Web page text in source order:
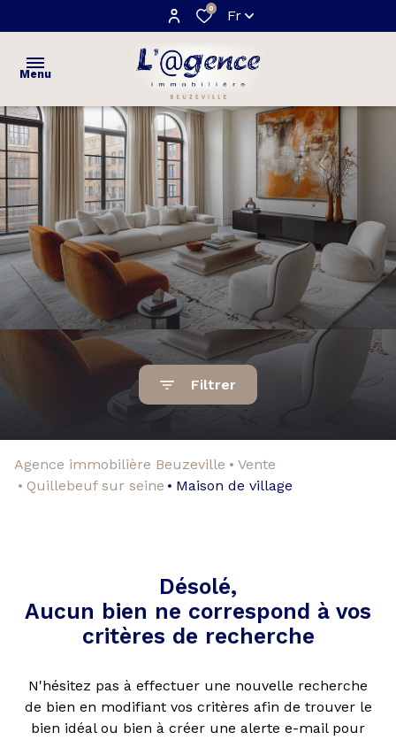
0 Fr
Menu
ACCUEIL
VENTES
maisons
appartements
terrains
ESTIMATION
NOTRE
AGENCE
AVIS
CLIENTS
Filtrer
Agence immobilière Beuzeville
Vente
Quillebeuf sur seine
Maison de village
Désolé,
Aucun bien ne correspond à vos
critères de recherche
N'hésitez pas à effectuer une nouvelle recherche
de bien en modifiant vos critères afin de trouver le
bien idéal ou bien à créer une alerte e-mail pour